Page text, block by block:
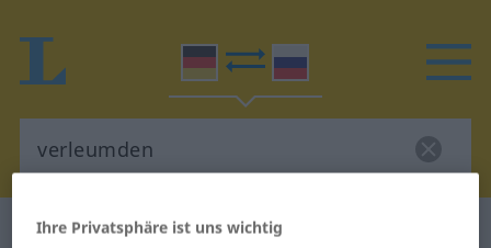
Deutsch-Russisch Wörterbuch
Ihre Privatsphäre ist uns wichtig